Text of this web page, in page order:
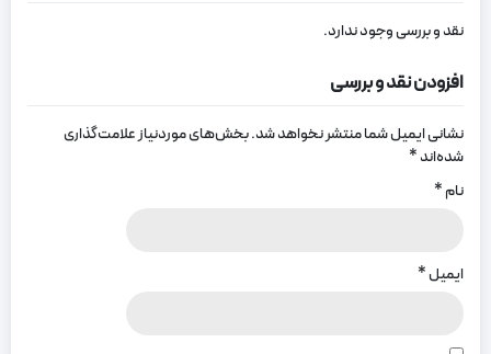
نقد و بررسی وجود ندارد.
افزودن نقد و بررسی
نشانی ایمیل شما منتشر نخواهد شد.بخش‌های موردنیاز علامت‌گذاری
شده‌اند*
نام*
ایمیل*